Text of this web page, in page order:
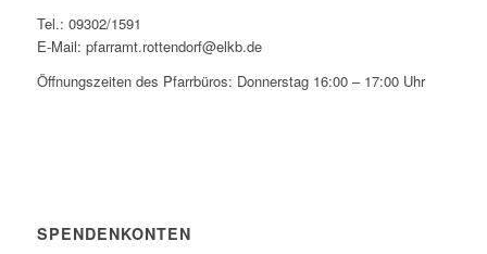
Tel.: 09302/1591
E-Mail: pfarramt.rottendorf@elkb.de
Öffnungszeiten des Pfarrbüros: Donnerstag 16:00 – 17:00 Uhr
SPENDENKONTEN